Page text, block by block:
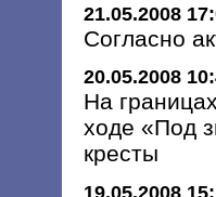
21.05.2008
Согласно
20.05.2008
На
ходе «Под
кресты
19.05.2008